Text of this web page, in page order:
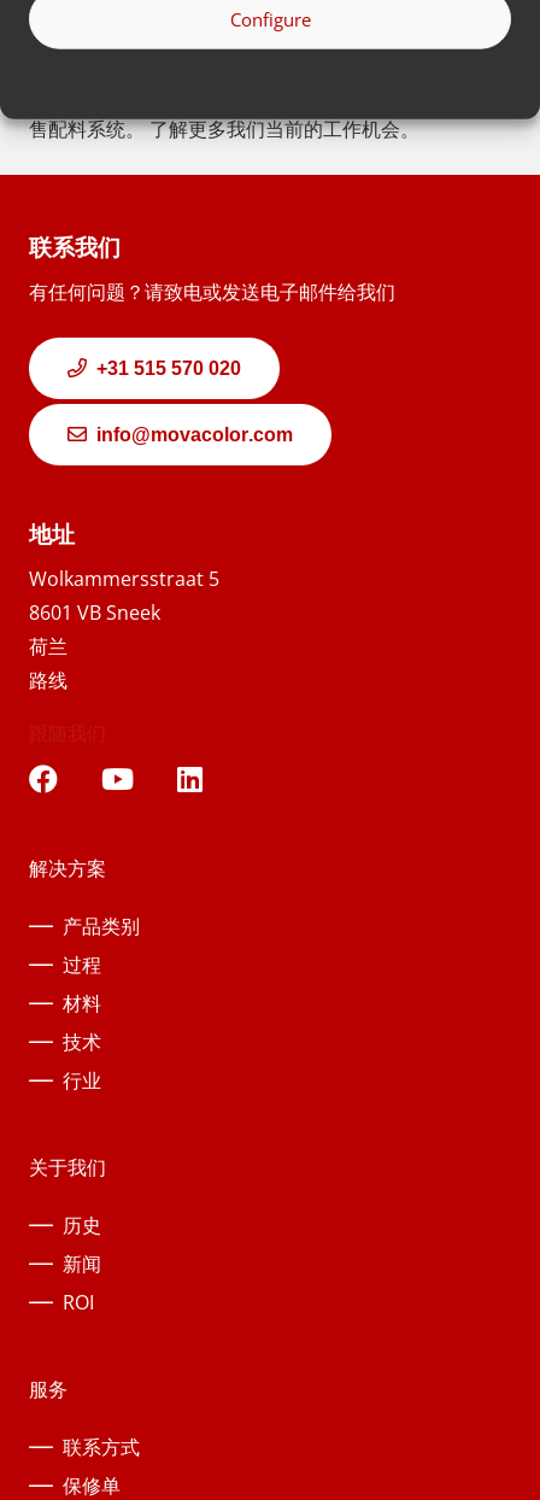
Configure
您是否正在一家充满乐趣、不断进取的国际公司中寻找一
售配料系统。 了解更多我们当前的工作机会。
联系我们
有任何问题？请致电或发送电子邮件给我们
+31 515 570 020
info@movacolor.com
地址
Wolkammersstraat 5
8601 VB Sneek
荷兰
路线
跟随我们
解决方案
产品类别
过程
材料
技术
行业
关于我们
历史
新闻
ROI
服务
联系方式
保修单